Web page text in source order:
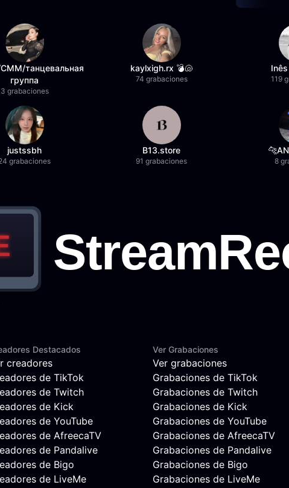
танцевальная
группа
3 grabaciones
kaylxigh.rx 💣🐚
74 grabaciones 119
justssbh
grabaciones
B13.store
91 grabaciones 8
Destacados
creadores
de TikTok
de Twitch
de Kick
de YouTube
de AfreecaTV
de Pandalive
de Bigo
de LiveMe
Ver Grabaciones
Ver grabaciones
Grabaciones de TikTok
Grabaciones de Twitch
Grabaciones de Kick
Grabaciones de YouTube
Grabaciones de AfreecaTV
Grabaciones de Pandalive
Grabaciones de Bigo
Grabaciones de LiveMe